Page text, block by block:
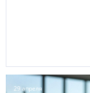
29 апреля